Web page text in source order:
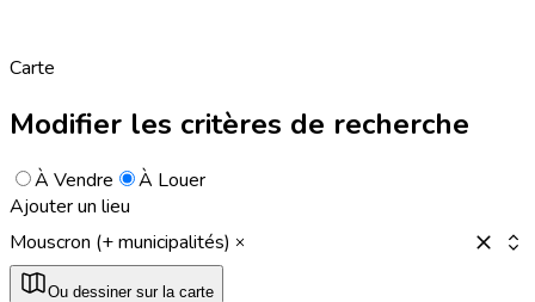
Carte
Modifier les critères de recherche
À Vendre
À Louer
Ajouter un lieu
Mouscron (+ municipalités)
Ou dessiner sur la carte